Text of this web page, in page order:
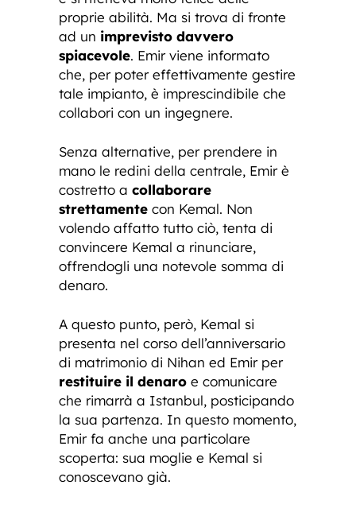
proprie abilità. Ma si trova di fronte
ad un imprevisto davvero
spiacevole. Emir viene informato
che, per poter effettivamente gestire
tale impianto, è imprescindibile che
collabori con un ingegnere.
Senza alternative, per prendere in
mano le redini della centrale, Emir è
costretto a collaborare
strettamente con Kemal. Non
volendo affatto tutto ciò, tenta di
convincere Kemal a rinunciare,
offrendogli una notevole somma di
denaro.
A questo punto, però, Kemal si
presenta nel corso dell’anniversario
di matrimonio di Nihan ed Emir per
restituire il denaro e comunicare
che rimarrà a Istanbul, posticipando
la sua partenza. In questo momento,
Emir fa anche una particolare
scoperta: sua moglie e Kemal si
conoscevano già.